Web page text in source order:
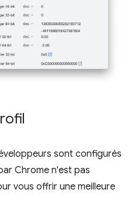
sont configurés
Chrome n'est pas
vous offrir une meilleure